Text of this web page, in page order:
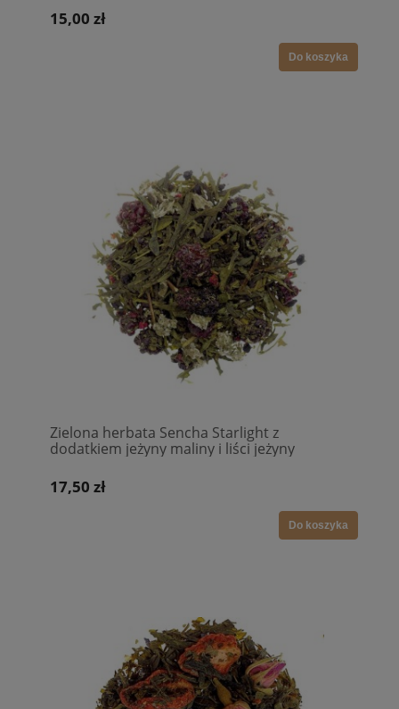
15,00 zł
Do koszyka
Zielona herbata Sencha Starlight z
dodatkiem jeżyny maliny i liści jeżyny
17,50 zł
Do koszyka